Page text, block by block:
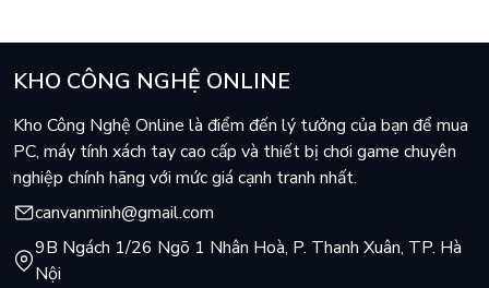
KHO CÔNG NGHỆ ONLINE
Kho Công Nghệ Online là điểm đến lý tưởng của bạn để mua
PC, máy tính xách tay cao cấp và thiết bị chơi game chuyên
nghiệp chính hãng với mức giá cạnh tranh nhất.
canvanminh@gmail.com
9B Ngách 1/26 Ngõ 1 Nhân Hoà, P. Thanh Xuân, TP. Hà
Nội